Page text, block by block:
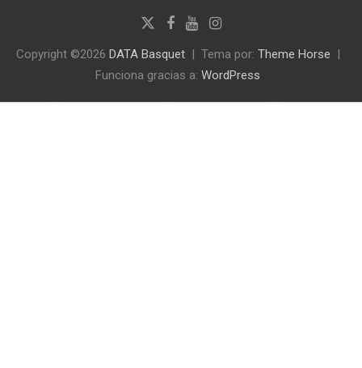
Copyright ©2026 DATA Basquet Tema por: Theme Horse
Funciona gracias a: WordPress